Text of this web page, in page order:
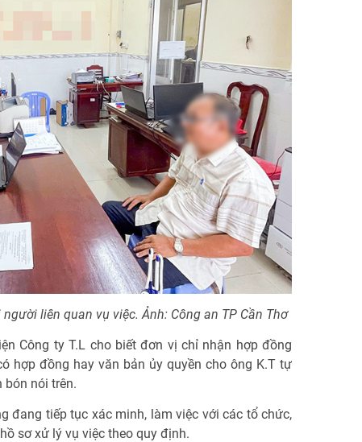
liên quan vụ việc. Ảnh: Công an TP Cần Thơ
Công ty T.L cho biết đơn vị chỉ nhận hợp đồng
hợp đồng hay văn bản ủy quyền cho ông K.T tự
bón nói trên.
đang tiếp tục xác minh, làm việc với các tổ chức,
sơ xử lý vụ việc theo quy định.